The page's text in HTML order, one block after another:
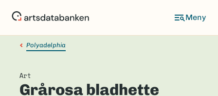
Polyadelphia
Art
Grårosa bladhette